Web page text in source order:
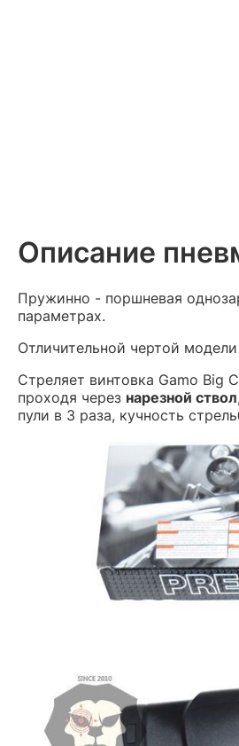
Описание
Пружинно - поршневая
параметрах.
Отличительной чертой
Стреляет винтовка Gamo Big
проходя через нарезной ствол
пули в 3 раза, кучность